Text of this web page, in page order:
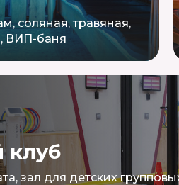
клуб
зал для детских
соляная, травяная,
ВИП-баня